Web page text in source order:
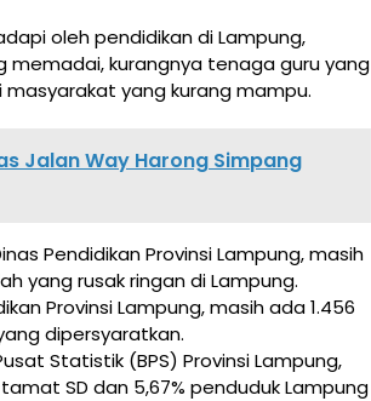
oleh pendidikan di Lampung,
memadai, kurangnya tenaga guru yang
yang kurang mampu.
Jalan Way Harong Simpang
Pendidikan Provinsi Lampung, masih
yang rusak ringan di Lampung.
Provinsi Lampung, masih ada 1.456
dipersyaratkan.
Statistik (BPS) Provinsi Lampung,
SD dan 5,67% penduduk Lampung